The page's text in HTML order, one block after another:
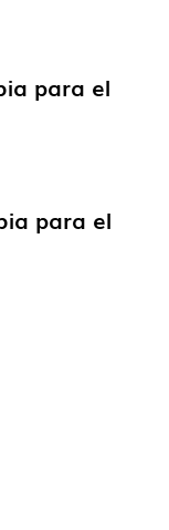
para el
para el